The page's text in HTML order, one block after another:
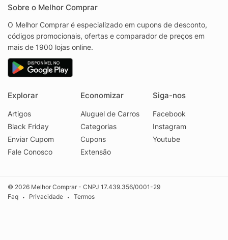
Sobre o Melhor Comprar
O Melhor Comprar é especializado em cupons de desconto,
códigos promocionais, ofertas e comparador de preços em
mais de 1900 lojas online.
Explorar
Artigos
Black Friday
Enviar Cupom
Fale Conosco
Economizar
Aluguel de Carros
Categorias
Cupons
Extensão
Siga-nos
Facebook
Instagram
Youtube
© 2026 Melhor Comprar - CNPJ 17.439.356/0001-29
Faq
• Privacidade • Termos